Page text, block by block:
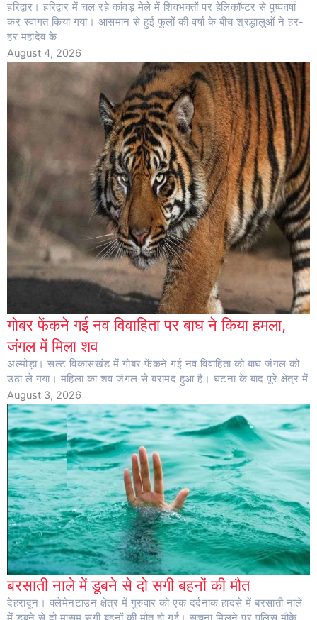
हरिद्वार। हरिद्वार में चल रहे कांवड़ मेले में शिवभक्तों पर हेलिकॉप्टर से पुष्पवर्षा
कर स्वागत किया गया। आसमान से हुई फूलों की वर्षा के बीच श्रद्धालुओं ने हर-
हर महादेव के
August 4, 2026
गोबर फेंकने गई नव विवाहिता पर बाघ ने किया हमला,
जंगल में मिला शव
अल्मोड़ा। सल्ट विकासखंड में गोबर फेंकने गई नव विवाहिता को बाघ जंगल को
उठा ले गया। महिला का शव जंगल से बरामद हुआ है। घटना के बाद पूरे क्षेत्र में
August 3, 2026
बरसाती नाले में डूबने से दो सगी बहनों की मौत
देहरादून। क्लेमेनटाउन क्षेत्र में गुरुवार को एक दर्दनाक हादसे में बरसाती नाले